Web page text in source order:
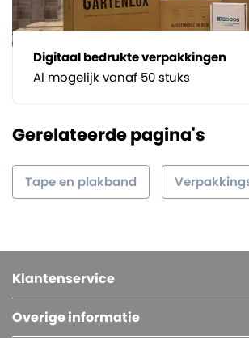
Digitaal bedrukte verpakkingen
Al mogelijk vanaf 50 stuks
Gerelateerde pagina's
Tape en plakband
Klantenservice
Overige informatie